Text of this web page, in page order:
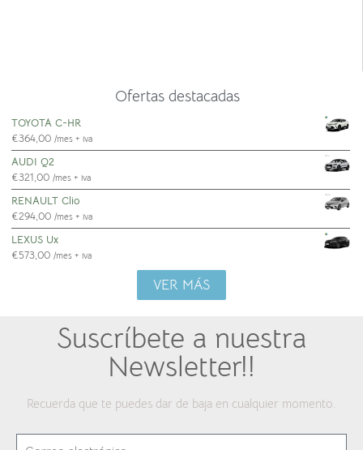
TOYOTA C-HR
€364,00 /mes + iva
AUDI Q2
€321,00 /mes + iva
RENAULT Clio
€294,00 /mes + iva
LEXUS Ux
€573,00 /mes + iva
VER MÁS
Suscríbete a nuestra
Newsletter!!
Recuerda que te puedes dar de baja en cualquier momento.